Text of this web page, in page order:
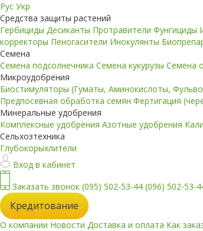
Рус Укр
Средства защиты растений
Гербициды Десиканты Протравители Фунгициды
корректоры Пеногасители Инокулянты
Семена
Семена подсолнечника Семена кукурузы Семена
Микроудобрения
Биостимуляторы (Гуматы, Аминокислоты,
Предпосевная обработка семян Фертигация
Минеральные удобрения
Комплексные удобрения Азотные удобрения
Сельхозтехника
Глубокорыхлители
Вход в кабинет
Заказать звонок (095) 502-53-44 (096) 502-53-
Кредитование
О компании Новости Доставка и оплата Как